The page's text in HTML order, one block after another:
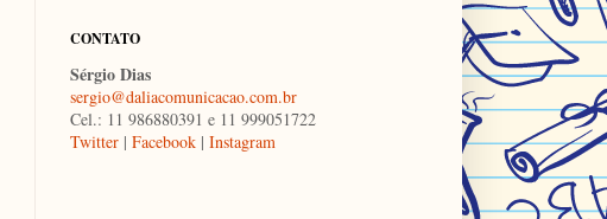
CONTATO
Sérgio Dias
sergio@daliacomunicacao.com.br
Cel.: 11 986880391 e 11 999051722
Twitter | Facebook | Instagram